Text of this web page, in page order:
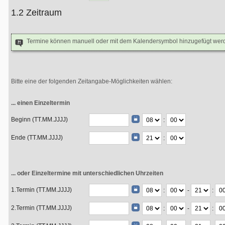
1.2 Zeitraum
Termine können manuell oder mit dem Kalendersymbol hinzugefügt
Bitte eine der folgenden Zeitangabe-Möglichkeiten wählen:
... einen Einzeltermin
Beginn (TT.MM.JJJJ) :
Ende (TT.MM.JJJJ) :
... oder Einzeltermine mit unterschiedlichen Uhrzeiten
1.Termin (TT.MM.JJJJ) : - :
2.Termin (TT.MM.JJJJ) : - :